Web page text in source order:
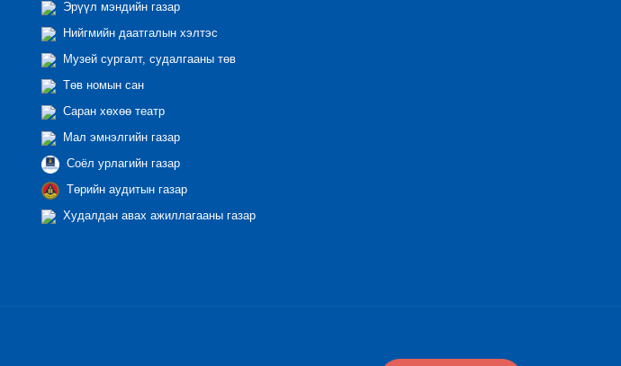
Эрүүл мэндийн газар
Нийгмийн даатгалын хэлтэс
Музей сургалт, судалгааны төв
Төв номын сан
Саран хөхөө театр
Мал эмнэлгийн газар
Соёл урлагийн газар
Төрийн аудитын газар
Худалдан авах ажиллагааны газар